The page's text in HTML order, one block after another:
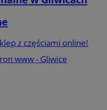
z częściami online!
www - Gliwice